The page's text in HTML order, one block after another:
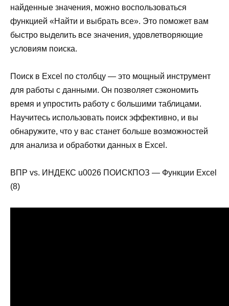
найденные значения, можно воспользоваться
функцией «Найти и выбрать все». Это поможет вам
быстро выделить все значения, удовлетворяющие
условиям поиска.
Поиск в Excel по столбцу — это мощный инструмент
для работы с данными. Он позволяет сэкономить
время и упростить работу с большими таблицами.
Научитесь использовать поиск эффективно, и вы
обнаружите, что у вас станет больше возможностей
для анализа и обработки данных в Excel.
ВПР vs. ИНДЕКС u0026 ПОИСКПОЗ — Функции Excel
(8)